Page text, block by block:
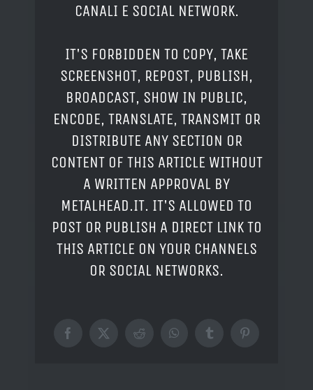
CANALI E SOCIAL NETWORK.
IT'S FORBIDDEN TO COPY, TAKE
SCREENSHOT, REPOST, PUBLISH,
BROADCAST, SHOW IN PUBLIC,
ENCODE, TRANSLATE, TRANSMIT OR
DISTRIBUTE ANY SECTION OR
CONTENT OF THIS ARTICLE WITHOUT
A WRITTEN APPROVAL BY
METALHEAD.IT. IT'S ALLOWED TO
POST OR PUBLISH A DIRECT LINK TO
THIS ARTICLE ON YOUR CHANNELS
OR SOCIAL NETWORKS.
Facebook
X RedditWhatsAppTumblrPinterest